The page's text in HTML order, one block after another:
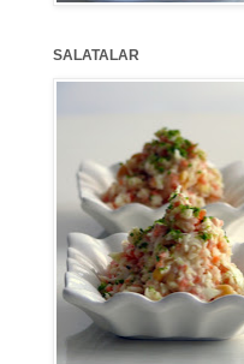
SALATALAR